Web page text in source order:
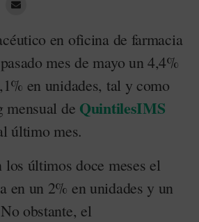
en oficina de farmacia
mes de mayo un 4,4%
en unidades, tal y como
mensual de QuintilesIMS
último mes.
los últimos doce meses el
en un 2% en unidades y un
obstante, el